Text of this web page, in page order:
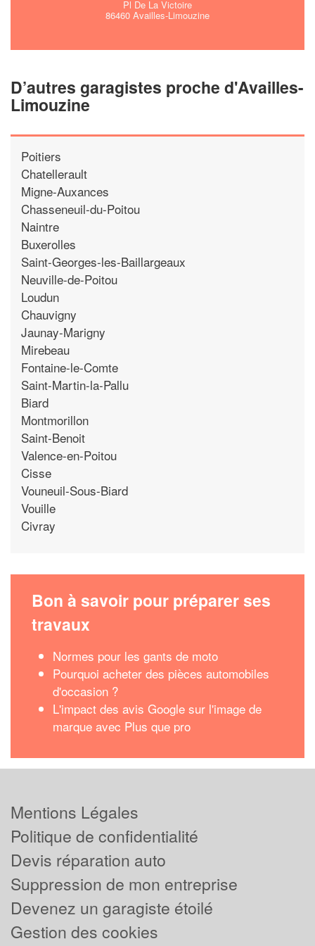
Pl De La Victoire
86460 Availles-Limouzine
D’autres garagistes proche d'Availles-
Limouzine
Poitiers
Chatellerault
Migne-Auxances
Chasseneuil-du-Poitou
Naintre
Buxerolles
Saint-Georges-les-Baillargeaux
Neuville-de-Poitou
Loudun
Chauvigny
Jaunay-Marigny
Mirebeau
Fontaine-le-Comte
Saint-Martin-la-Pallu
Biard
Montmorillon
Saint-Benoit
Valence-en-Poitou
Cisse
Vouneuil-Sous-Biard
Vouille
Civray
Bon à savoir pour préparer ses
travaux
Normes pour les gants de moto
Pourquoi acheter des pièces automobiles
d'occasion ?
L'impact des avis Google sur l'image de
marque avec Plus que pro
Mentions Légales
Politique de confidentialité
Devis réparation auto
Suppression de mon entreprise
Devenez un garagiste étoilé
Gestion des cookies